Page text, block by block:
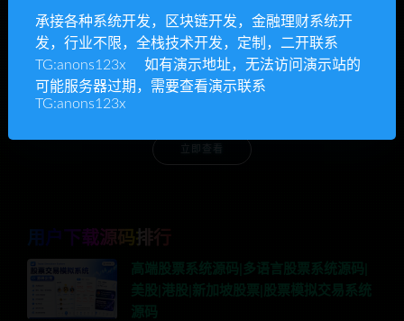
承接各种系统开发
区块链开发，金融理财系统开发，行业不限
用户下载源码排行
高端股票系统源码|多语言股票系统源码|
美股|港股|新加坡股票|股票模拟交易系统
源码
承接各种系统开发，区块链开发，金融理财系统开
发，行业不限，全栈技术开发，定制，二开联系
TG:anons123x 如有演示地址，无法访问演示站的
可能服务器过期，需要查看演示联系
TG:anons123x